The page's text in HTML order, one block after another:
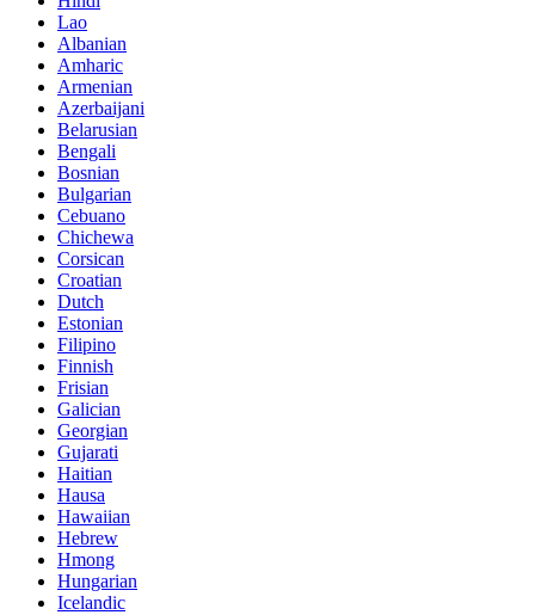
Lao
Albanian
Amharic
Armenian
Azerbaijani
Belarusian
Bengali
Bosnian
Bulgarian
Cebuano
Chichewa
Corsican
Croatian
Dutch
Estonian
Filipino
Finnish
Frisian
Galician
Georgian
Gujarati
Haitian
Hausa
Hawaiian
Hebrew
Hmong
Hungarian
Icelandic